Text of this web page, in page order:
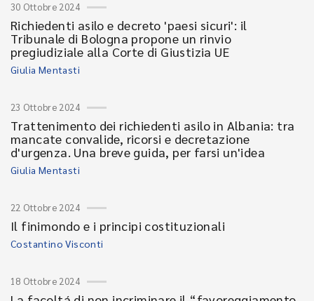
30 Ottobre 2024
Richiedenti asilo e decreto 'paesi sicuri': il
Tribunale di Bologna propone un rinvio
pregiudiziale alla Corte di Giustizia UE
Giulia Mentasti
23 Ottobre 2024
Trattenimento dei richiedenti asilo in Albania: tra
mancate convalide, ricorsi e decretazione
d'urgenza. Una breve guida, per farsi un'idea
Giulia Mentasti
22 Ottobre 2024
Il finimondo e i principi costituzionali
Costantino Visconti
18 Ottobre 2024